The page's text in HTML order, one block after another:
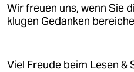
Wir freuen uns, wenn Sie
klugen Gedanken
Viel Freude beim Lesen &